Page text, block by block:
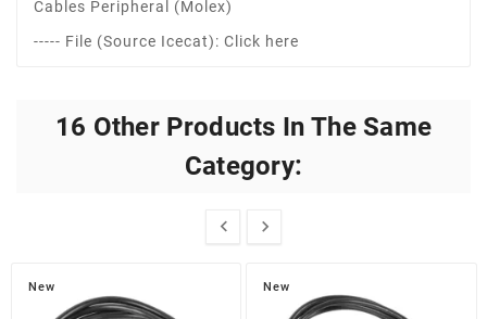
Cables Peripheral (Molex)
----- File (Source Icecat): Click here
16 Other Products In The Same
Category:
 
New New